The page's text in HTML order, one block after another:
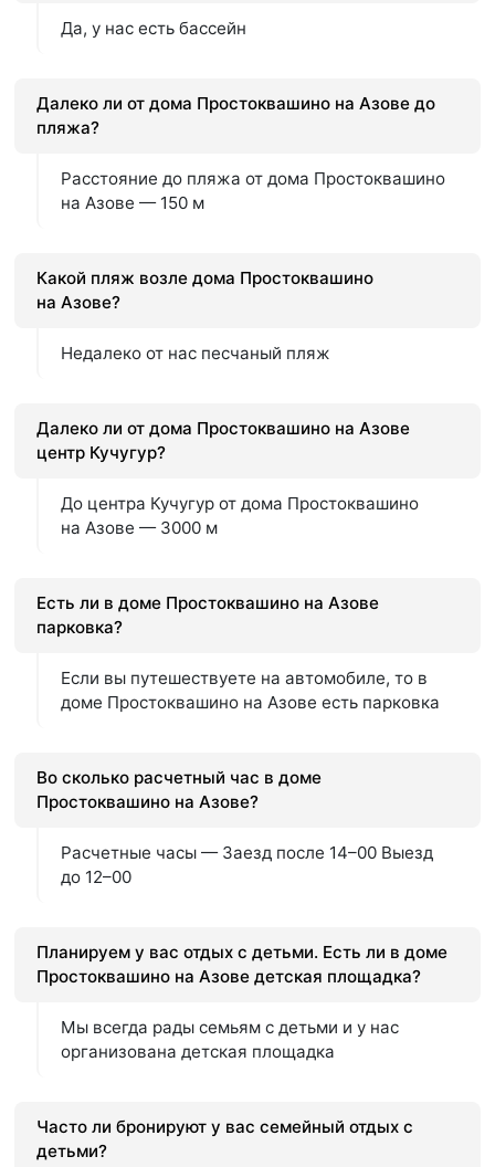
Да, у нас есть бассейн
Далеко ли от дома Простоквашино на Азове до
пляжа?
Расстояние до пляжа от дома Простоквашино
на Азове — 150 м
Какой пляж возле дома Простоквашино
на Азове?
Недалеко от нас песчаный пляж
Далеко ли от дома Простоквашино на Азове
центр Кучугур?
До центра Кучугур от дома Простоквашино
на Азове — 3000 м
Есть ли в доме Простоквашино на Азове
парковка?
Если вы путешествуете на автомобиле, то в
доме Простоквашино на Азове есть парковка
Во сколько расчетный час в доме
Простоквашино на Азове?
Расчетные часы — Заезд после 14–00 Выезд
до 12–00
Планируем у вас отдых с детьми. Есть ли в доме
Простоквашино на Азове детская площадка?
Мы всегда рады семьям с детьми и у нас
организована детская площадка
Часто ли бронируют у вас семейный отдых с
детьми?